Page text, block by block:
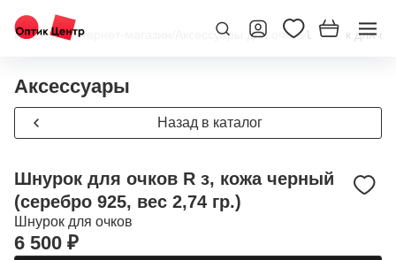
Главная/Интернет-магазин Аксессуары для очков/ Шнурок для
Аксессуары
Назад в каталог
Шнурок для очков R з, кожа черный
(серебро 925, вес 2,74 гр.)
Шнурок для очков
6 500 ₽